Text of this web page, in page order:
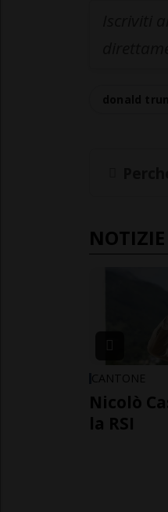
CANTONE
Nicolò
la RSI